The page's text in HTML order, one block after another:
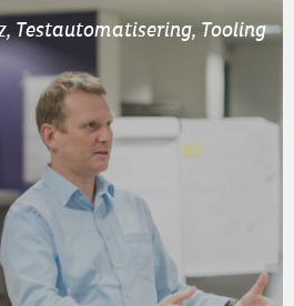
Testautomatisering, Tooling